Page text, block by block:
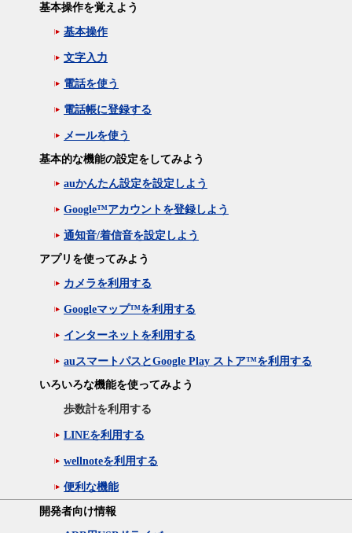
基本操作を覚えよう
基本操作
文字入力
電話を使う
電話帳に登録する
メールを使う
基本的な機能の設定をしてみよう
auかんたん設定を設定しよう
Google™アカウントを登録しよう
通知音/着信音を設定しよう
アプリを使ってみよう
カメラを利用する
Googleマップ™を利用する
インターネットを利用する
auスマートパスとGoogle Play ストア™を利用する
いろいろな機能を使ってみよう
歩数計を利用する
LINEを利用する
wellnoteを利用する
便利な機能
開発者向け情報